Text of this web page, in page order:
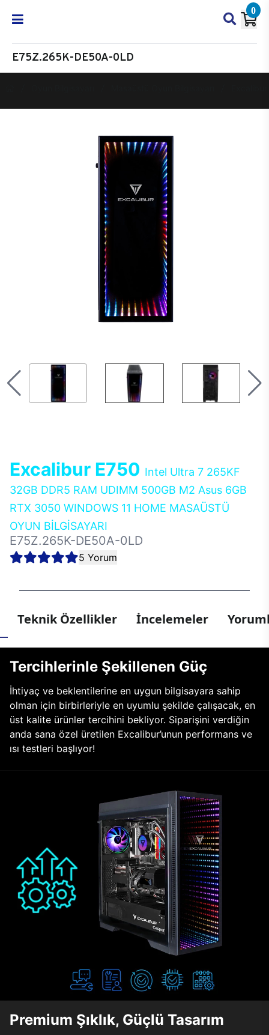
0
E75Z.265K-DE50A-0LD
Excalibur E750 Intel Ultra 7 265KF
32GB DDR5 RAM UDIMM 500GB M2 Asus 6GB
RTX 3050 WINDOWS 11 HOME MASAÜSTÜ
OYUN BİLGİSAYARI
E75Z.265K-DE50A-0LD
5 Yorum
Teknik Özellikler İncelemeler
Tercihlerinle Şekillenen Güç
İhtiyaç ve beklentilerine en uygun bilgisayara sahip
olman için birbirleriyle en uyumlu şekilde çalışacak, en
üst kalite ürünler tercihini bekliyor. Siparişini verdiğin
anda sana özel üretilen Excalibur’unun performans ve
ısı testleri başlıyor!
Premium Şıklık, Güçlü Tasarım